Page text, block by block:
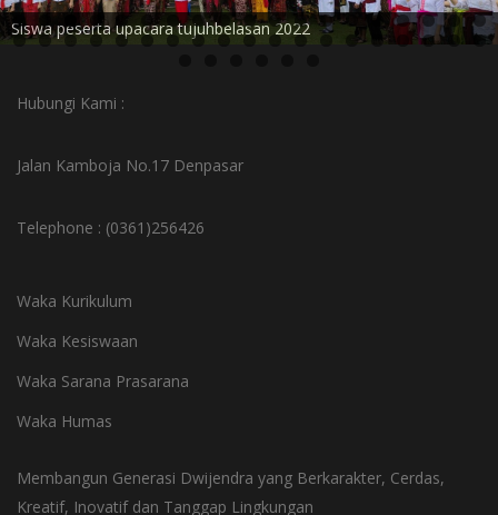
Siswa peserta upacara tujuhbelasan 2022
Hubungi Kami :
Jalan Kamboja No.17 Denpasar
Telephone : (0361)256426
Waka Kurikulum
Waka Kesiswaan
Waka Sarana Prasarana
Waka Humas
Membangun Generasi Dwijendra yang Berkarakter, Cerdas,
Kreatif, Inovatif dan Tanggap Lingkungan